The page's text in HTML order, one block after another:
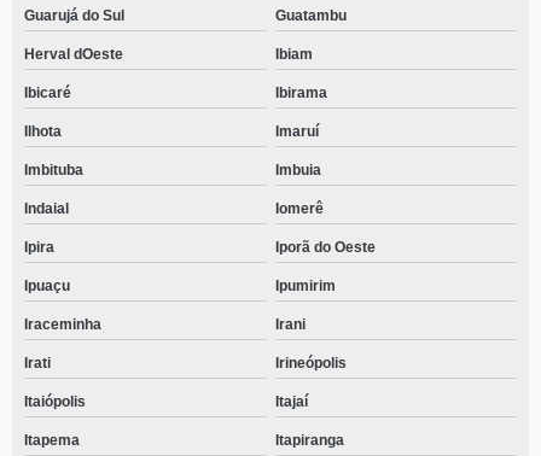
Guarujá do Sul Guatambu
Herval dOeste Ibiam
Ibicaré Ibirama
Ilhota Imaruí
Imbituba Imbuia
Indaial Iomerê
Ipira Iporã do Oeste
Ipuaçu Ipumirim
Iraceminha Irani
Irati Irineópolis
Itaiópolis Itajaí
Itapema Itapiranga